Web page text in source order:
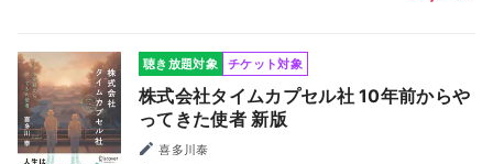
聴き放題対象 チケット対象
株式会社タイムカプセル社 10年前からや
ってきた使者 新版
喜多川泰